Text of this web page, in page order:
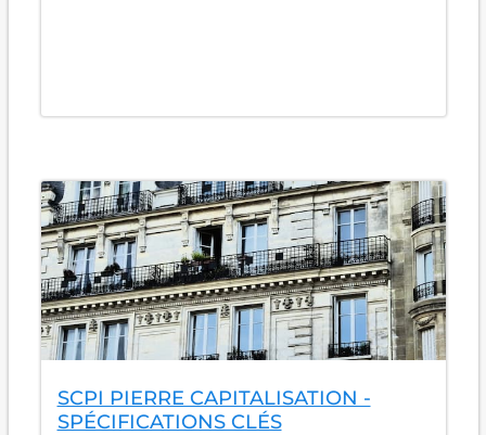
SCPI PIERRE CAPITALISATION -
SPÉCIFICATIONS CLÉS